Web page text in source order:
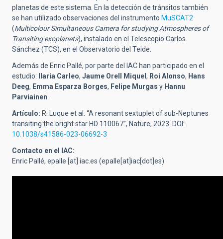
planetas de este sistema. En la detección de tránsitos también
se han utilizado observaciones del instrumento MuSCAT2
(Multicolour Simultaneous Camera for studying Atmospheres of
Transiting exoplanets), instalado en el Telescopio Carlos
Sánchez (TCS), en el Observatorio del Teide.
Además de Enric Pallé, por parte del IAC han participado en el
estudio:
Ilaria Carleo, Jaume Orell Miquel , Roi Alonso, Hans
Deeg, Emma Esparza Borges, Felipe Murgas y Hannu
Parviainen
Artículo: R. Luque et al. “A resonant sextuplet of sub-Neptunes
transiting the bright star HD 110067”, Nature, 2023. DOI:
10.1038/s41586-023-06692-3
Contacto en el IAC:
Enric Pallé, epalle [at] iac.es (epalle[at]iac[dot]es)